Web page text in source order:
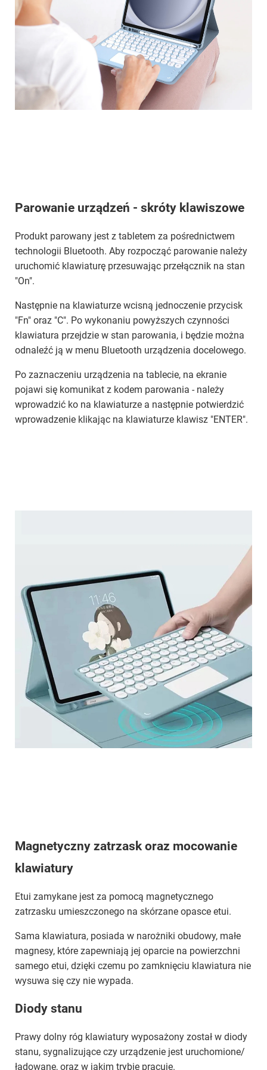
Parowanie urządzeń - skróty klawiszowe
Produkt parowany jest z tabletem za pośrednictwem
technologii Bluetooth. Aby rozpocząć parowanie należy
uruchomić klawiaturę przesuwając przełącznik na stan
"On".
Następnie na klawiaturze wcisną jednoczenie przycisk
"Fn" oraz "C". Po wykonaniu powyższych czynności
klawiatura przejdzie w stan parowania, i będzie można
odnaleźć ją w menu Bluetooth urządzenia docelowego.
Po zaznaczeniu urządzenia na tablecie, na ekranie
pojawi się komunikat z kodem parowania - należy
wprowadzić ko na klawiaturze a następnie potwierdzić
wprowadzenie klikając na klawiaturze klawisz "ENTER".
Magnetyczny zatrzask oraz mocowanie
klawiatury
Etui zamykane jest za pomocą magnetycznego
zatrzasku umieszczonego na skórzane opasce etui.
Sama klawiatura, posiada w narożniki obudowy, małe
magnesy, które zapewniają jej oparcie na powierzchni
samego etui, dzięki czemu po zamknięciu klawiatura nie
wysuwa się czy nie wypada.
Diody stanu
Prawy dolny róg klawiatury wyposażony został w diody
stanu, sygnalizujące czy urządzenie jest uruchomione/
ładowane, oraz w jakim trybie pracuje.